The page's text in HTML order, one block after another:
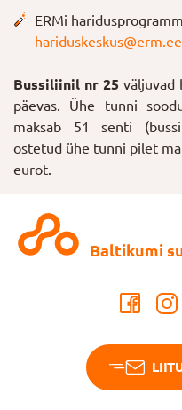
ERMi
hariduskeskus@erm.ee
Bussiliinil nr 25 väljuvad
päevas. Ühe tunni
maksab 51 senti
ostetud ühe tunni pilet
eurot.
Baltikumi